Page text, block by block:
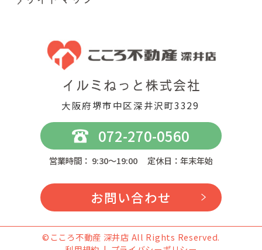
大阪府堺市中区深井沢町3329
072-270-0560
営業時間： 9:30～19:00 定休日：年末年始
お問い合わせ
©こころ不動産 深井店 All Rights Reserved.